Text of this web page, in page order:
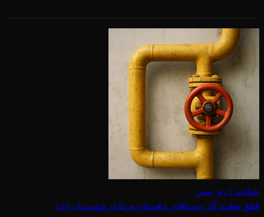
حوادث۱ روز پیش
قطع موقت گاز روستاهای دهستان مرغا در شهرستان ایذه